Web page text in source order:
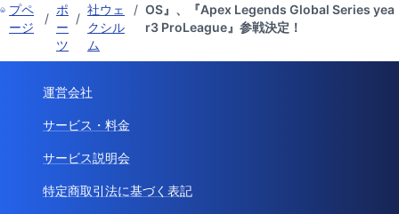
プペ
ージ
/
ポ
ー
ツ
/
社ウェ
クシル
ム
/ OS』、『Apex Legends Global Series yea
r3 ProLeague』参戦決定！
運営会社
サービス・料金
サービス説明会
特定商取引法に基づく表記